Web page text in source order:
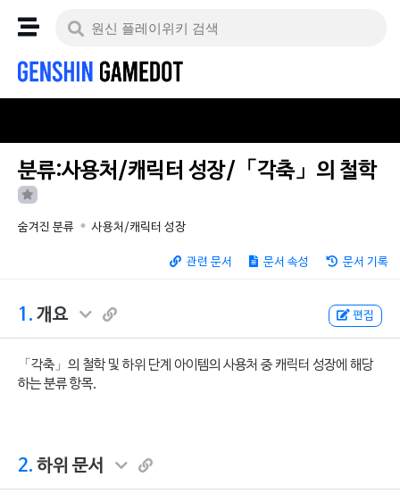
분류:사용처/캐릭터 성장/「각축」의 철학
숨겨진 분류 사용처/캐릭터 성장
관련 문서 문서 속성 문서 기록
1. 개요 편집
「각축」의 철학 및 하위 단계 아이템의 사용처 중 캐릭터 성장에 해당
하는 분류 항목.
2. 하위 문서